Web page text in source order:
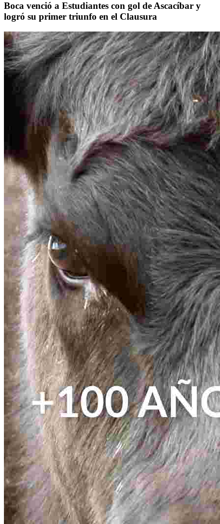
Boca venció a Estudiantes con gol de Ascacíbar y
logró su primer triunfo en el Clausura